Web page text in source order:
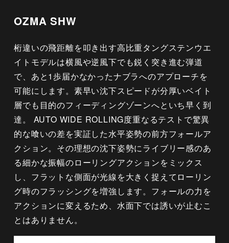
OZMA SHW
桁違いの飛距離を叩き出す高比重タングステンウエ
イトモデルは横風や逆風下でも鋭く突き進む弾道
で、あと1歩届かなかったナブラへのアプローチを
可能にします。素早い沈下スピードが分厚いベイト
層でも目的のフィーディングゾーンへといち早く到
達。 AUTO WIDE ROLLING度重なるテストで驚異
的な喰いの差を実証した水平姿勢の前方フォールア
クション。その理想の沈下姿勢にライブリー感のあ
る細かな振幅のローリングアクションをミックス
し、フラットな側面が光線を大きく捉えてローリン
グ時のフラッシングを増強します。フォールの力を
アクションに変えるため、水面下では誘いが止むこ
とはありません。